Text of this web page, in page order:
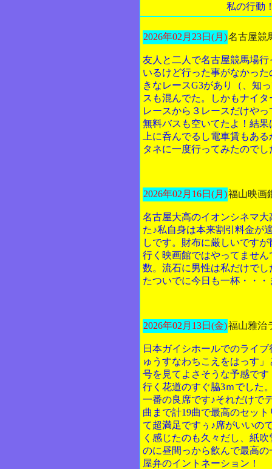
私の行動
2026年02月23日(月)名古屋競
友人と二人で名古屋競馬場
いるけど行った事がなかっ
きなレースG3があり（、知
スも混んでた。しかもナイ
レースから３レースだけや
無料バスも空いてたよ！結
上に呑んでるし電車賃もあ
タネに一度行ってみたので
2026年02月16日(月)福山映画
名古屋大高のイオンシネマ
た♪私自身は本来割引料金が
しです。財布に厳しいです
行く映画館ではやってませ
数。流石に男性は私だけで
たついでに今日も一杯・・
2026年02月13日(金)福山雅治
日本ガイシホールでのライ
ゅうすなわちこえをはっす
号を見てよさそうな予感で
行く花道のすぐ脇3ｍでした
一番の良席です♪それだけで
曲まで計19曲で最高のセッ
て超満足ですぅ♪席がいいの
く感じたのも久々だし、紙
のに昼間っから飲んで最高
屋弁のイントネーション！